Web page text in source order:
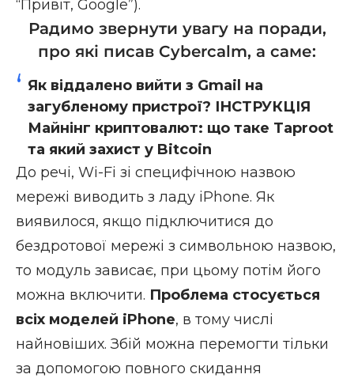
“Привіт, Google”).
Радимо звернути увагу на поради,
про які писав Cybercalm, а саме:
Як віддалено вийти з Gmail на
загубленому пристрої? ІНСТРУКЦІЯ
Майнінг криптовалют: що таке Taproot
та який захист у Bitcoin
До речі, Wi-Fi зі специфічною назвою
мережі виводить з ладу iPhone. Як
виявилося, якщо підключитися до
бездротової мережі з символьною назвою,
то модуль зависає, при цьому потім його
можна включити. Проблема стосується
всіх моделей iPhone, в тому числі
найновіших. Збій можна перемогти тільки
за допомогою повного скидання